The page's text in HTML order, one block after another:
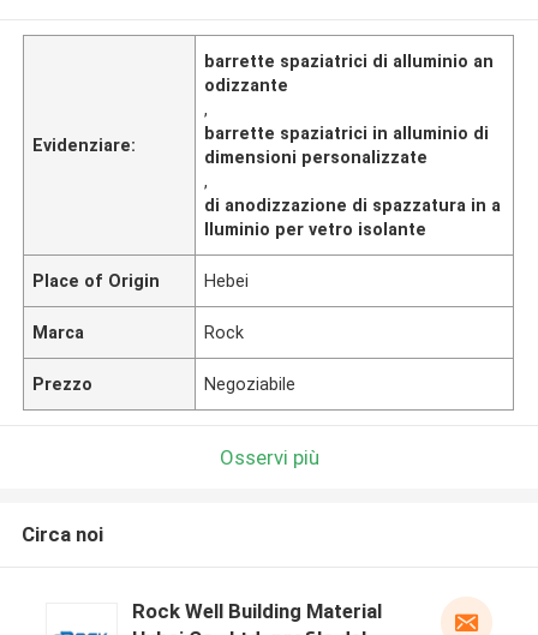
Evidenziare:
barrette spaziatrici di alluminio an
odizzante
,
barrette spaziatrici in alluminio di
dimensioni personalizzate
,
di anodizzazione di spazzatura in a
lluminio per vetro isolante
Place of Origin Hebei
Marca Rock
Prezzo Negoziabile
Osservi più
Circa noi
Rock Well Building Material